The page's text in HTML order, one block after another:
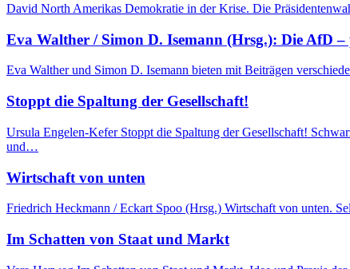
David North Amerikas Demokratie in der Krise. Die
Eva Walther / Simon D. Isemann (Hrsg.): Die AfD –
Eva Walther und Simon D. Isemann bieten mit Beiträgen
Stoppt die Spaltung der Gesellschaft!
Ursula Engelen-Kefer Stoppt die Spaltung der Gesellschaft!
und…
Wirtschaft von unten
Friedrich Heckmann / Eckart Spoo (Hrsg.) Wirtschaft von unten.
Im Schatten von Staat und Markt